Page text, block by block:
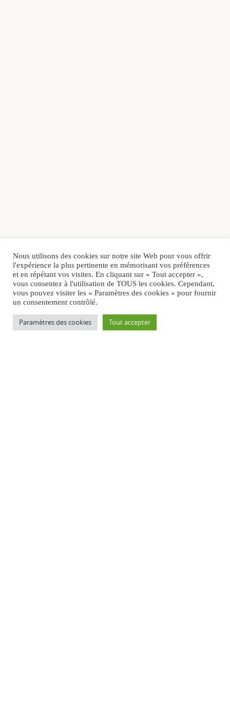
Nous utilisons des cookies sur notre site Web pour vous offrir
l'expérience la plus pertinente en mémorisant vos préférences
et en répétant vos visites. En cliquant sur « Tout accepter »,
vous consentez à l'utilisation de TOUS les cookies. Cependant,
vous pouvez visiter les « Paramètres des cookies » pour fournir
un consentement contrôlé.
Paramètres des cookies Tout accepter